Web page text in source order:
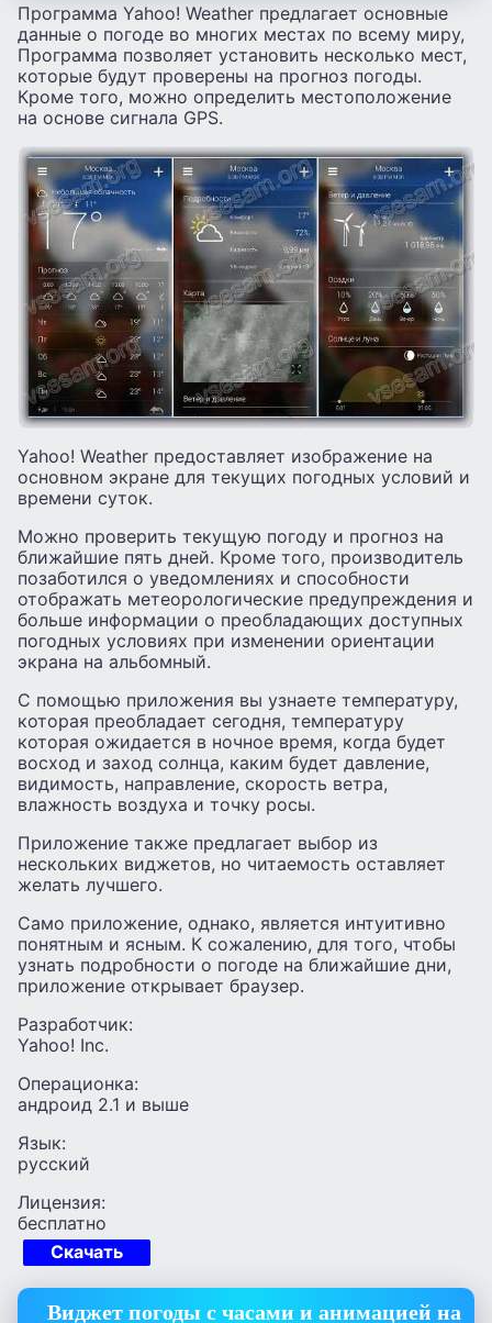
Программа Yahoo! Weather предлагает основные
данные о погоде во многих местах по всему миру,
Программа позволяет установить несколько мест,
которые будут проверены на прогноз погоды.
Кроме того, можно определить местоположение
на основе сигнала GPS.
Yahoo! Weather предоставляет изображение на
основном экране для текущих погодных условий и
времени суток.
Можно проверить текущую погоду и прогноз на
ближайшие пять дней. Кроме того, производитель
позаботился о уведомлениях и способности
отображать метеорологические предупреждения и
больше информации о преобладающих доступных
погодных условиях при изменении ориентации
экрана на альбомный.
С помощью приложения вы узнаете температуру,
которая преобладает сегодня, температуру
которая ожидается в ночное время, когда будет
восход и заход солнца, каким будет давление,
видимость, направление, скорость ветра,
влажность воздуха и точку росы.
Приложение также предлагает выбор из
нескольких виджетов, но читаемость оставляет
желать лучшего.
Само приложение, однако, является интуитивно
понятным и ясным. К сожалению, для того, чтобы
узнать подробности о погоде на ближайшие дни,
приложение открывает браузер.
Разработчик:
Yahoo! Inc.
Операционка:
андроид 2.1 и выше
Язык:
русский
Лицензия:
бесплатно
Скачать
Виджет погоды с часами и анимацией на